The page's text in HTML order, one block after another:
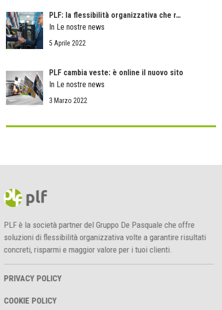
PLF: la flessibilità organizzativa che r…
In Le nostre news
5 Aprile 2022
PLF cambia veste: è online il nuovo sito
In Le nostre news
3 Marzo 2022
PLF è la società partner del Gruppo De Pasquale che offre
soluzioni di flessibilità organizzativa volte a garantire risultati
concreti, risparmi e maggior valore per i tuoi clienti.
PRIVACY POLICY
COOKIE POLICY